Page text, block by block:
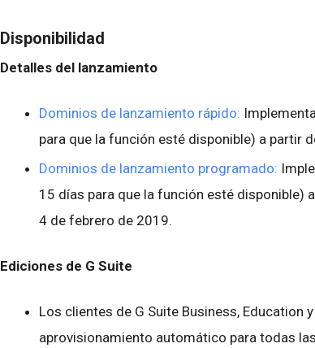
Disponibilidad
Detalles del lanzamiento
Dominios de lanzamiento rápido:
para que la función esté disponible) a partir
Dominios de lanzamiento programado:
15 días para que la función esté disponible)
4 de febrero de 2019.
Ediciones de G Suite
Los clientes de G Suite Business, Education
aprovisionamiento automático para todas las